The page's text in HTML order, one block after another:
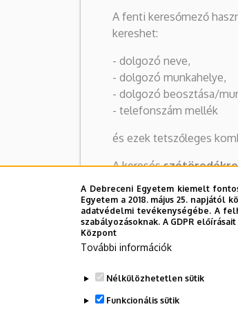
A fenti keresőmező
kereshet:
- dolgozó neve,
- dolgozó munkahelye,
- dolgozó beosztása/
- telefonszám mellék
és ezek tetszőleges
A keresésszótöredékre
pl. "kancel bács zoltán"
Kancellár lesz az
A Debreceni Egyetem kiemelt
Egyetem a 2018. május 25.
adatvédelmi tevékenységébe. A
szabályozásoknak. A GDPR
Központ
További információk
Nélkülözhetetlen sütik
Funkcionális sütik